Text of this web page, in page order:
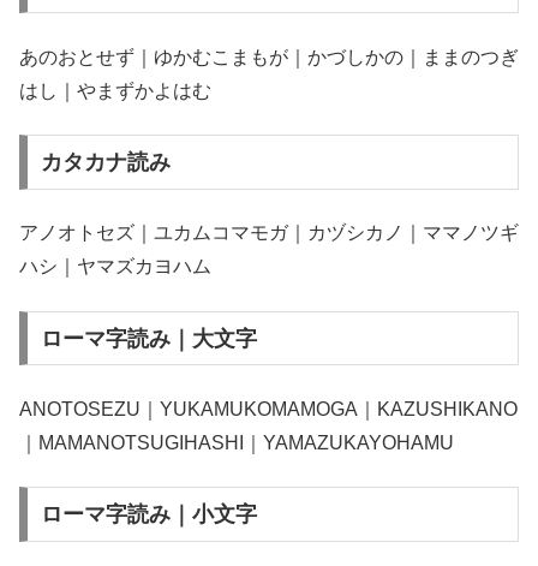
あのおとせず｜ゆかむこまもが｜かづしかの｜ままのつぎ
はし｜やまずかよはむ
カタカナ読み
アノオトセズ｜ユカムコマモガ｜カヅシカノ｜ママノツギ
ハシ｜ヤマズカヨハム
ローマ字読み｜大文字
ANOTOSEZU｜YUKAMUKOMAMOGA｜KAZUSHIKANO
｜MAMANOTSUGIHASHI｜YAMAZUKAYOHAMU
ローマ字読み｜小文字